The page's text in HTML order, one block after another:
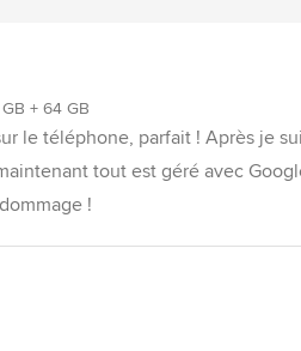
+ 64 GB
le téléphone, parfait ! Après je
tout est géré avec
!